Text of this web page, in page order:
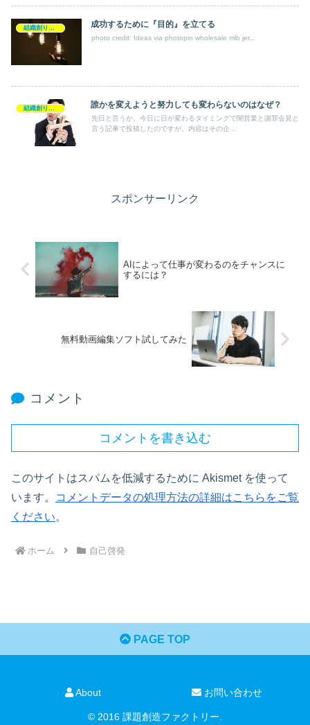
成功するために『目的』を立てる
photo credit: Ideas via photopin wholesale mlb jer...
組織創り・企業創り 誰かを変えようと努力しても変わらないのはなぜ？
先日と言うか、今日に日が変わるタイミングで闇営業と謝罪会見と
言う記事で投稿したのですが、内容はその企...
スポンサーリンク
AIによって仕事が変わるのをチャンスに
するには？
無料動画編集ソフト試してみた
コメント
コメントを書き込む
このサイトはスパムを低減するために Akismet を使って
います。
コメントデータの処理方法の詳細はこちらをご覧
ください。
ホーム 自己啓発
PAGE TOP
About お問い合わせ
© 2016 課題創造ファクトリー.